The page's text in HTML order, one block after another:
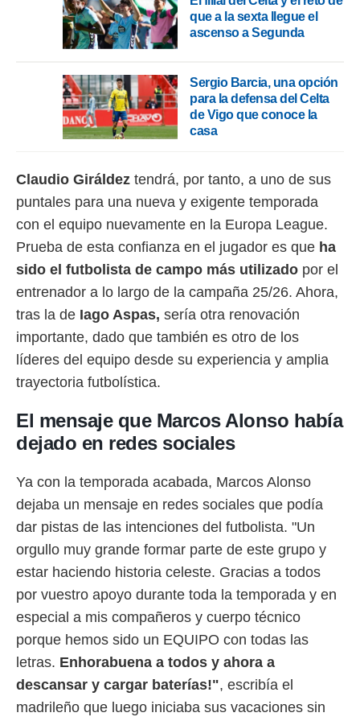
de
un
o acceder
utilizar
crear un
contenido
de la
el
de
de
de
de
uso de
con el
que a la sexta llegue el
ascenso a Segunda
Sergio Barcia, una opción
para la defensa del Celta
de Vigo que conoce la
casa
Claudio Giráldez tendrá, por tanto, a uno de sus
puntales para una nueva y exigente temporada
con el equipo nuevamente en la Europa League.
Prueba de esta confianza en el jugador es que ha
sido el futbolista de campo más utilizado por el
entrenador a lo largo de la campaña 25/26. Ahora,
tras la de Iago Aspas, sería otra renovación
importante, dado que también es otro de los
líderes del equipo desde su experiencia y amplia
trayectoria futbolística.
El mensaje que Marcos Alonso había
dejado en redes sociales
Ya con la temporada acabada, Marcos Alonso
dejaba un mensaje en redes sociales que podía
dar pistas de las intenciones del futbolista. "Un
orgullo muy grande formar parte de este grupo y
estar haciendo historia celeste. Gracias a todos
por vuestro apoyo durante toda la temporada y en
especial a mis compañeros y cuerpo técnico
porque hemos sido un EQUIPO con todas las
letras. Enhorabuena a todos y ahora a
descansar y cargar baterías!", escribía el
madrileño que luego iniciaba sus vacaciones sin